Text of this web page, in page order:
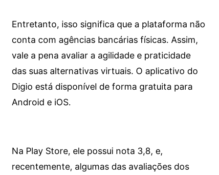
Entretanto, isso significa que a plataforma não
conta com agências bancárias físicas. Assim,
vale a pena avaliar a agilidade e praticidade
das suas alternativas virtuais. O aplicativo do
Digio está disponível de forma gratuita para
Android e iOS.
Na Play Store, ele possui nota 3,8, e,
recentemente, algumas das avaliações dos